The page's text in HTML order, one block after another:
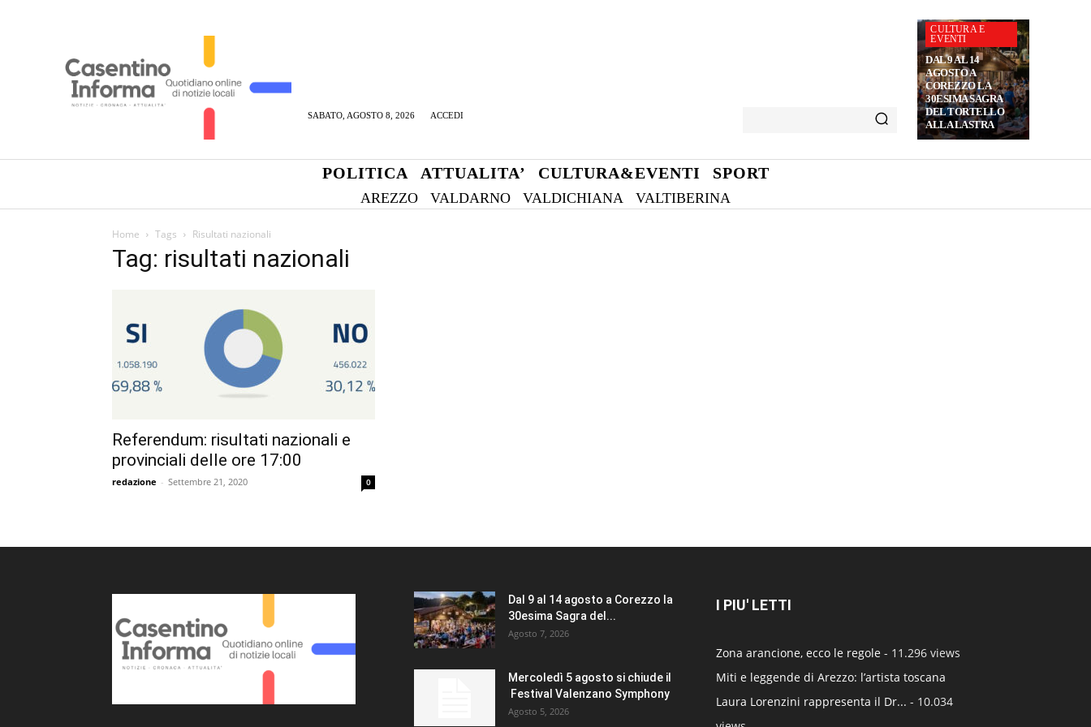
SABATO, AGOSTO 8, 2026 ACCEDI
CULTURA E
EVENTI
DAL 9 AL 14
AGOSTO A
COREZZO LA
30ESIMA SAGRA
DEL TORTELLO
ALLA LASTRA
POLITICA ATTUALITA’ CULTURA&EVENTI SPORT
AREZZO VALDARNO VALDICHIANA VALTIBERINA
Home Tags Risultati nazionali
Tag: risultati nazionali
Referendum: risultati nazionali e
provinciali delle ore 17:00
redazione - Settembre 21, 2020 0
Dal 9 al 14 agosto a Corezzo la
30esima Sagra del...
Agosto 7, 2026
Mercoledì 5 agosto si chiude il
Festival Valenzano Symphony
Agosto 5, 2026
I PIU' LETTI
Zona arancione, ecco le regole - 11.296 views
Miti e leggende di Arezzo: l’artista toscana
Laura Lorenzini rappresenta il Dr... - 10.034